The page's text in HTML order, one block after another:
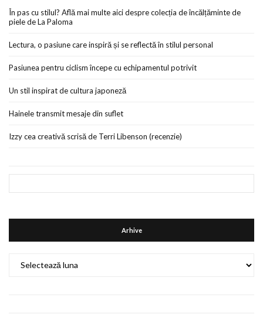
În pas cu stilul? Află mai multe aici despre colecția de încălțăminte de
piele de La Paloma
Lectura, o pasiune care inspiră și se reflectă în stilul personal
Pasiunea pentru ciclism începe cu echipamentul potrivit
Un stil inspirat de cultura japoneză
Hainele transmit mesaje din suflet
Izzy cea creativă scrisă de Terri Libenson (recenzie)
Arhive